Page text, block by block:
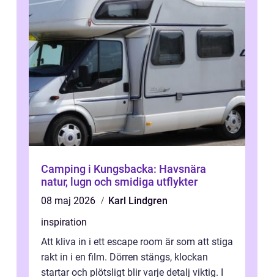
Camping i Kungsbacka: Havsnära
natur, lugn och smidiga utflykter
08 maj 2026
Karl Lindgren
inspiration
Att kliva in i ett escape room är som att stiga
rakt in i en film. Dörren stängs, klockan
startar och plötsligt blir varje detalj viktig. I